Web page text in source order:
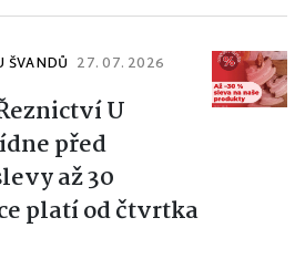
ŠVANDŮ 27. 07. 2026
U
před
až 30
platí od čtvrtka